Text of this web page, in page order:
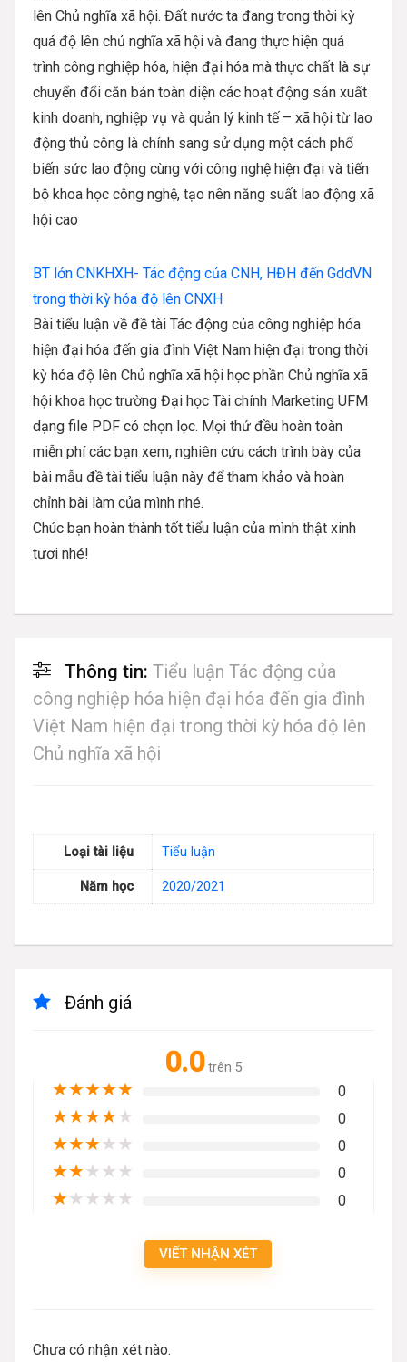
lên Chủ nghĩa xã hội. Đất nước ta đang trong thời kỳ
quá độ lên chủ nghĩa xã hội và đang thực hiện quá
trình công nghiệp hóa, hiện đại hóa mà thực chất là sự
chuyển đổi căn bản toàn diện các hoạt động sản xuất
kinh doanh, nghiệp vụ và quản lý kinh tế – xã hội từ lao
động thủ công là chính sang sử dụng một cách phổ
biến sức lao động cùng với công nghệ hiện đại và tiến
bộ khoa học công nghệ, tạo nên năng suất lao động xã
hội cao
BT lớn CNKHXH- Tác động của CNH, HĐH đến GddVN
trong thời kỳ hóa độ lên CNXH
Bài tiểu luận về đề tài Tác động của công nghiệp hóa
hiện đại hóa đến gia đình Việt Nam hiện đại trong thời
kỳ hóa độ lên Chủ nghĩa xã hội học phần Chủ nghĩa xã
hội khoa học trường Đại học Tài chính Marketing UFM
dạng file PDF có chọn lọc. Mọi thứ đều hoàn toàn
miễn phí các bạn xem, nghiên cứu cách trình bày của
bài mẫu đề tài tiểu luận này để tham khảo và hoàn
chỉnh bài làm của mình nhé.
Chúc bạn hoàn thành tốt tiểu luận của mình thật xinh
tươi nhé!
Thông tin: Tiểu luận Tác động của
công nghiệp hóa hiện đại hóa đến gia đình
Việt Nam hiện đại trong thời kỳ hóa độ lên
Chủ nghĩa xã hội
Loại tài liệu Tiểu luận
Năm học 2020/2021
Đánh giá
0.0 trên 5
★★★★★ 0
★★★★★ 0
★★★★★ 0
★★★★★ 0
★★★★★ 0
VIẾT NHẬN XÉT
Chưa có nhận xét nào.